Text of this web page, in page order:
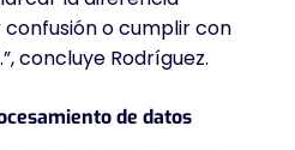
o cumplir con
concluye Rodríguez.
de datos